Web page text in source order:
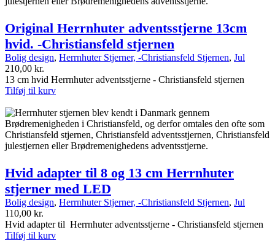
Original Herrnhuter adventsstjerne 13cm
hvid. -Christiansfeld stjernen
Bolig design, Herrnhuter Stjerner, -Christiansfeld Stjernen, Jul
210,00 kr.
13 cm hvid Herrnhuter adventsstjerne - Christiansfeld stjernen
Tilføj til kurv
Hvid adapter til 8 og 13 cm Herrnhuter
stjerner med LED
Bolig design, Herrnhuter Stjerner, -Christiansfeld Stjernen, Jul
110,00 kr.
Hvid adapter til Herrnhuter adventsstjerne - Christiansfeld stjernen
Tilføj til kurv